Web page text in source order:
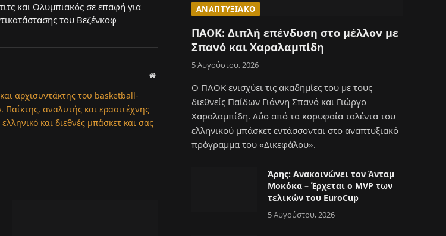
και Ολυμπιακός σε επαφή για
του Βεζένκοφ
Website
αρχισυντάκτης του basketball-
αναλυτής και ερασιτέχνης
και διεθνές μπάσκετ και σας
ΑΝΑΠΤΥΞΙΑΚΌ
ΠΑΟΚ: Διπλή επένδυση στο μέλλον με
Σπανό και Χαραλαμπίδη
5 Αυγούστου, 2026
Ο ΠΑΟΚ ενισχύει τις ακαδημίες του με τους
διεθνείς Παίδων Γιάννη Σπανό και Γιώργο
Χαραλαμπίδη. Δύο από τα κορυφαία ταλέντα του
ελληνικού μπάσκετ εντάσσονται στο αναπτυξιακό
πρόγραμμα του «Δικεφάλου».
Άρης: Ανακοινώνει τον Άνταμ
Μοκόκα – Έρχεται ο MVP των
τελικών του EuroCup
5 Αυγούστου, 2026